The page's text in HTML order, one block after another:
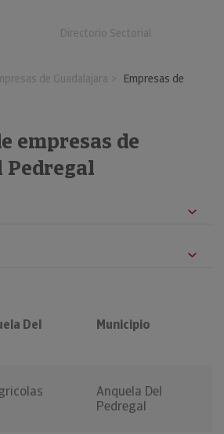
Directorio Sectorial
de Guadalajara
Empresas de
empresas de
Pedregal
Del
Municipio
Anquela Del
Pedregal